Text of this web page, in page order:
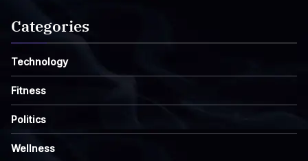
Categories
Technology
Fitness
Politics
Wellness